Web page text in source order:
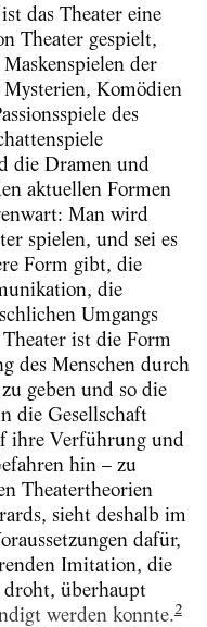
das Theater eine
Theater gespielt,
der
Mysterien, Komödien
des
die Dramen und
aktuellen Formen
Man wird
spielen, und sei es
Form gibt, die
die
Umgangs
ist die Form
des Menschen durch
geben und so die
die Gesellschaft
ihre Verführung und
hin – zu
Theatertheorien
sieht deshalb im
dafür,
Imitation, die
droht, überhaupt
werden konnte.2